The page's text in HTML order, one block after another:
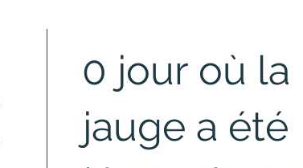
0 jour où la
jauge a été